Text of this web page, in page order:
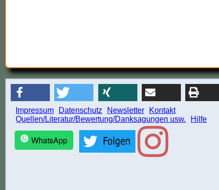
Impressum Datenschutz Newsletter
Kontakt
Quellen/Literatur/Bewertung/Danksagungen usw.
Hilfe
WhatsApp